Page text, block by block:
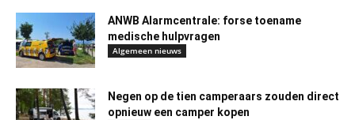
ANWB Alarmcentrale: forse toename
medische hulpvragen
Algemeen nieuws
Negen op de tien camperaars zouden direct
opnieuw een camper kopen